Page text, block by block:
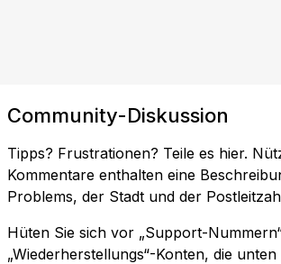
Community-Diskussion
Tipps? Frustrationen? Teile es hier.
Kommentare enthalten eine
Problems, der Stadt und der
Hüten Sie sich vor „Support-
„Wiederherstellungs“-Konten, die